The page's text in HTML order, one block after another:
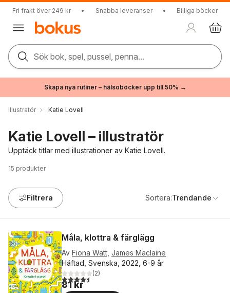
Fri frakt över 249 kr • Snabba leveranser • Billiga böcker
Sök bok, spel, pussel, penna...
Skapa nya rutiner – hälsoböcker upp till 50% →
Illustratör Katie Lovell
Katie Lovell – illustratör
Upptäck titlar med illustrationer av Katie Lovell.
15 produkter
Filtrera Sortera:Trendande
Måla, klottra & färglägg
Av Fiona Watt James Maclaine
Häftad, Svenska, 2022, 6-9 år
4,5utav 5 stjärnor. Totalt antal röster:
(2)
81 kr